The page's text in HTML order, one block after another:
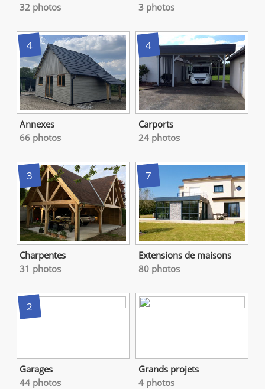
32 photos
3 photos
4
Annexes
66 photos
4
Carports
24 photos
3
Charpentes
31 photos
7
Extensions de maisons
80 photos
2
Garages
44 photos
Grands projets
4 photos